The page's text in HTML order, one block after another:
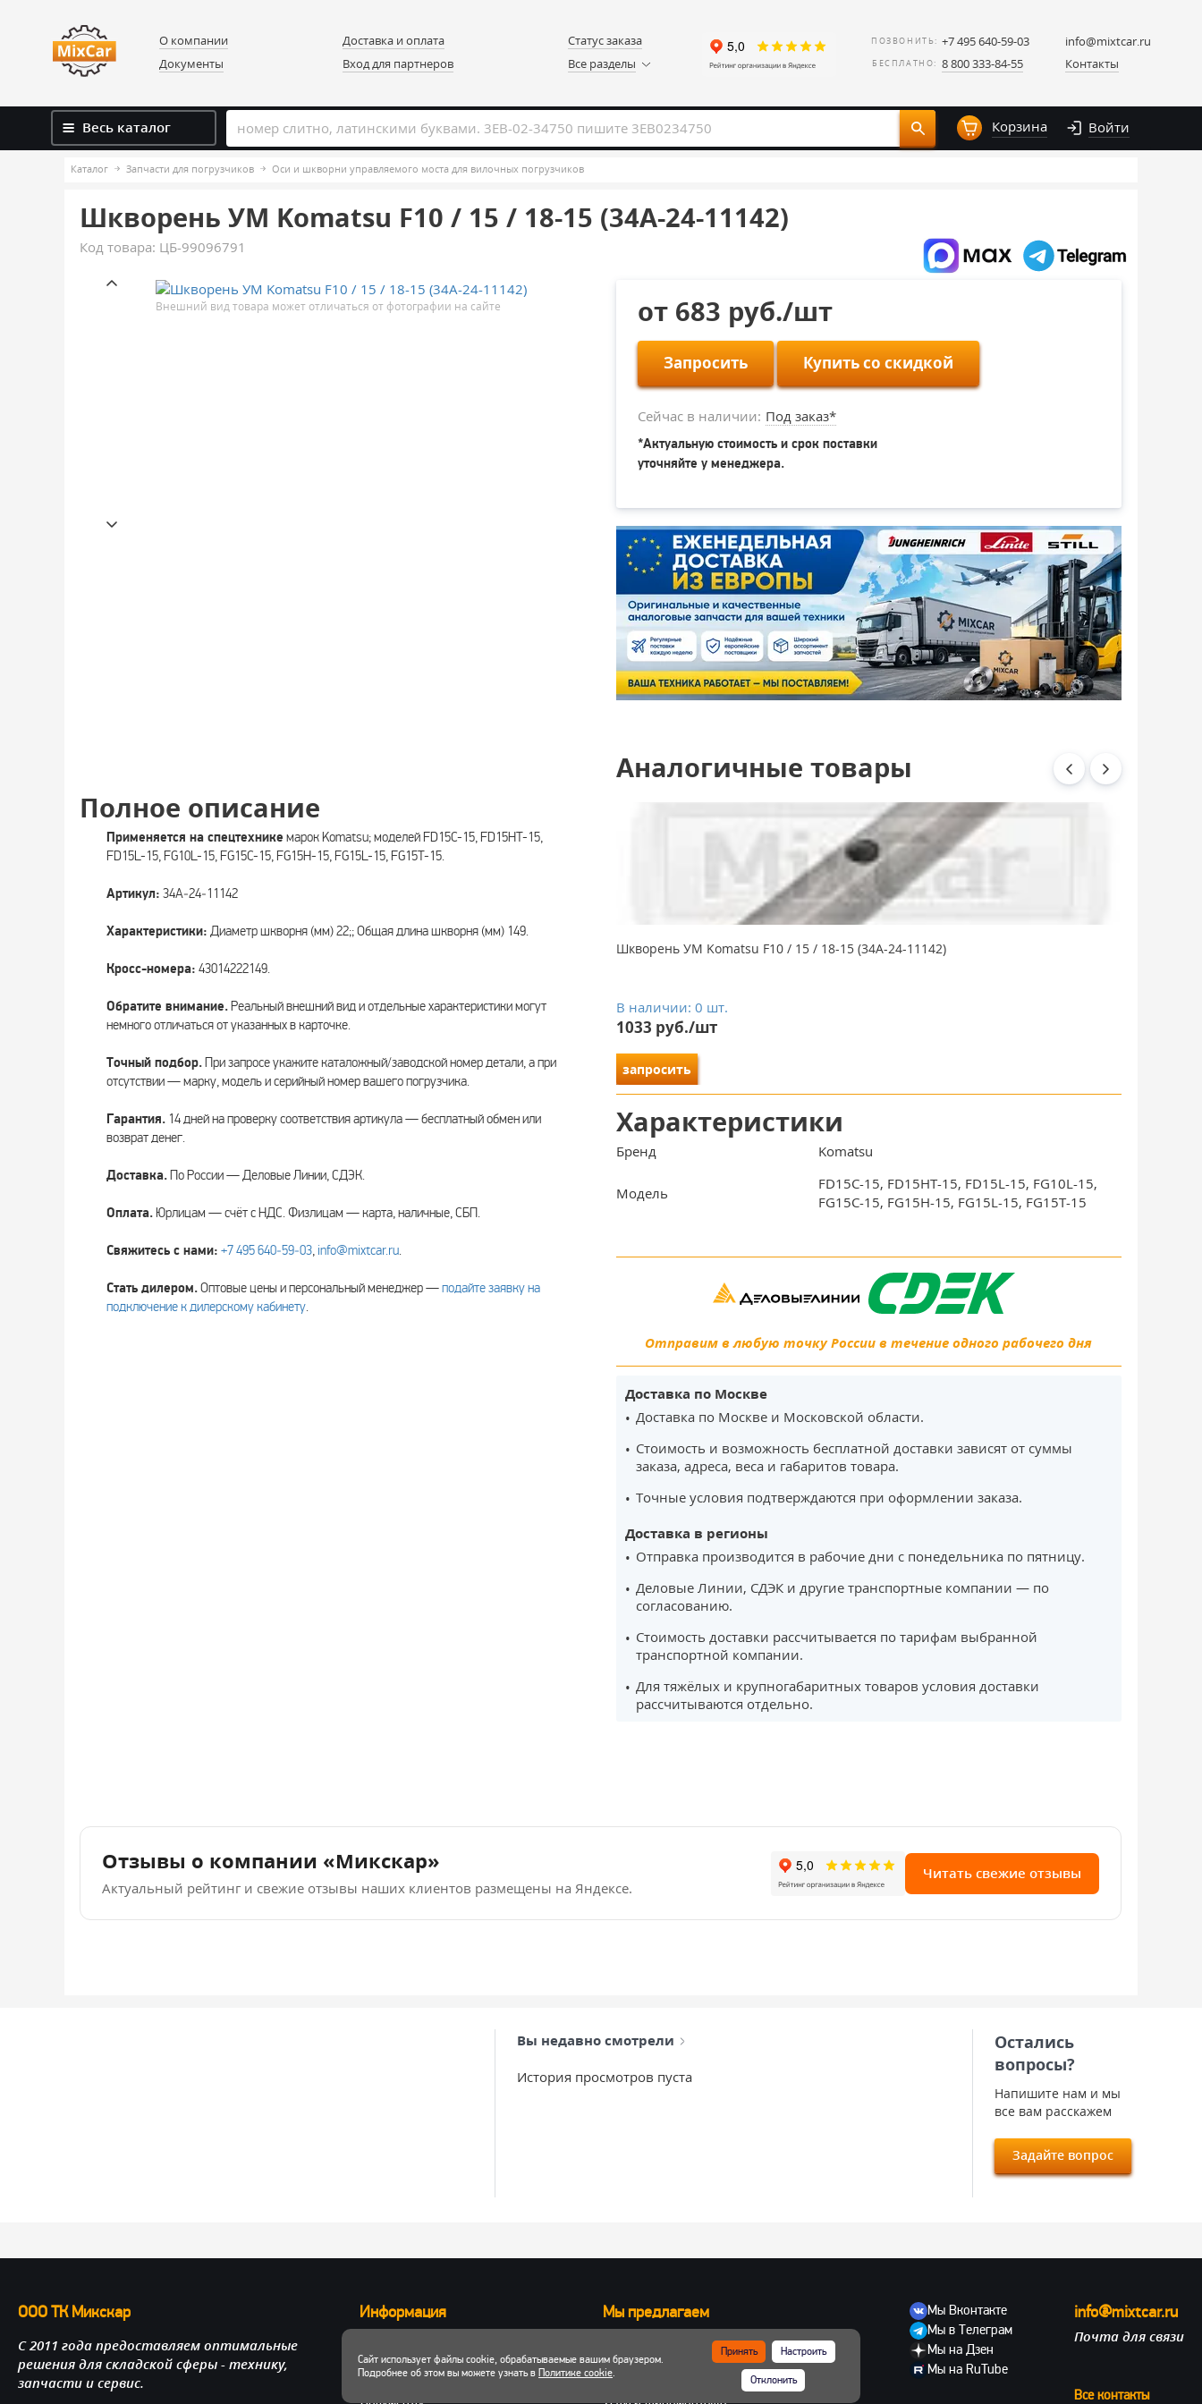
О компании
Документы
Доставка и оплата
Вход для партнеров
Статус заказа
Все разделы
ПОЗВОНИТЬ: +7 495 640-59-03
БЕСПЛАТНО: 8 800 333-84-55
info@mixtcar.ru
Контакты
Весь каталог Корзина Войти
Каталог Запчасти для погрузчиков Оси и шкворни управляемого моста для вилочных погрузчиков
Шкворень УМ Komatsu F10 / 15 / 18-15 (34A-24-11142)
Код товара: ЦБ-99096791
Внешний вид товара может отличаться от фотографии на сайте
Полное описание
Применяется на спецтехнике марок Komatsu; моделей FD15C-15, FD15HT-15,
FD15L-15, FG10L-15, FG15C-15, FG15H-15, FG15L-15, FG15T-15.
Артикул: 34A‑24‑11142
Характеристики: Диаметр шкворня (мм) 22;; Общая длина шкворня (мм) 149.
Кросс-номера: 43014222149.
Обратите внимание.Реальный внешний вид и отдельные характеристики могут
немного отличаться от указанных в карточке.
Точный подбор.При запросе укажите каталожный/заводской номер детали, а при
отсутствии — марку, модель и серийный номер вашего погрузчика.
Гарантия. 14 дней на проверку соответствия артикула — бесплатный обмен или
возврат денег.
Доставка.По России — Деловые Линии, СДЭК.
Оплата. Юрлицам — счёт с НДС. Физлицам — карта, наличные, СБП.
Свяжитесь с нами: +7 495 640‑59‑03, info@mixtcar.ru.
Стать дилером.Оптовые цены и персональный менеджер —подайте заявку на
подключение к дилерскому кабинету.
от 683 руб./шт
Запросить Купить со скидкой
Сейчас в наличии: Под заказ*
*Актуальную стоимость и срок поставки
уточняйте у менеджера.
Аналогичные товары
Шкворень УМ Komatsu F10 / 15 / 18-15 (34A-24-11142)
В наличии: 0 шт.
1033 руб./шт
запросить
Характеристики
Бренд Komatsu
Модель
FD15C-15, FD15HT-15, FD15L-15, FG10L-15,
FG15C-15, FG15H-15, FG15L-15, FG15T-15
Отправим в любую точку России в течение одного рабочего дня
Доставка по Москве
Доставка по Москве и Московской области.
Стоимость и возможность бесплатной доставки зависят от суммы
заказа, адреса, веса и габаритов товара.
Точные условия подтверждаются при оформлении заказа.
Доставка в регионы
Отправка производится в рабочие дни с понедельника по пятницу.
Деловые Линии, СДЭК и другие транспортные компании — по
согласованию.
Стоимость доставки рассчитывается по тарифам выбранной
транспортной компании.
Для тяжёлых и крупногабаритных товаров условия доставки
рассчитываются отдельно.
Отзывы о компании «Микскар»
Актуальный рейтинг и свежие отзывы наших клиентов размещены на Яндексе.
Читать свежие отзывы
Вы недавно смотрели
История просмотров пуста
Остались
вопросы?
Напишите нам и мы
все вам расскажем
Задайте вопрос
ООО ТК Микскар
С 2011 года предоставляем оптимальные
решения для складской сферы - технику,
запчасти и сервис.
Информация
Доставка и оплата
Личный кабинет
Мы предлагаем
Запчасти для вилочных погрузчиков
Запчасти для двигателей
Шины, колеса, диски
Мы Вконтакте
Мы в Телеграм
Мы на Дзен
Мы на RuTube
info@mixtcar.ru
Почта для связи
Все контакты
Сайт использует файлы cookie, обрабатываемые вашим браузером.
Подробнее об этом вы можете узнать в Политике cookie.
Принять Настроить
Отклонить